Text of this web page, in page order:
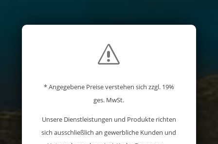
s
* Angegebene Preise verstehen sich zzgl. 19%
ges. MwSt.
Unsere Dienstleistungen und Produkte richten
sich ausschließlich an gewerbliche Kunden und